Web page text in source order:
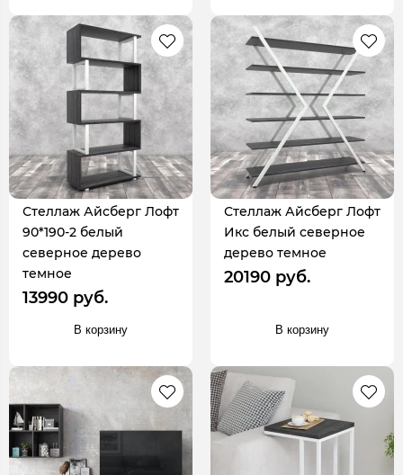
Стеллаж Айсберг Лофт
90*190-2 белый
северное дерево
темное
13990 руб.
В корзину
Стеллаж Айсберг Лофт
Икс белый северное
дерево темное
20190 руб.
В корзину